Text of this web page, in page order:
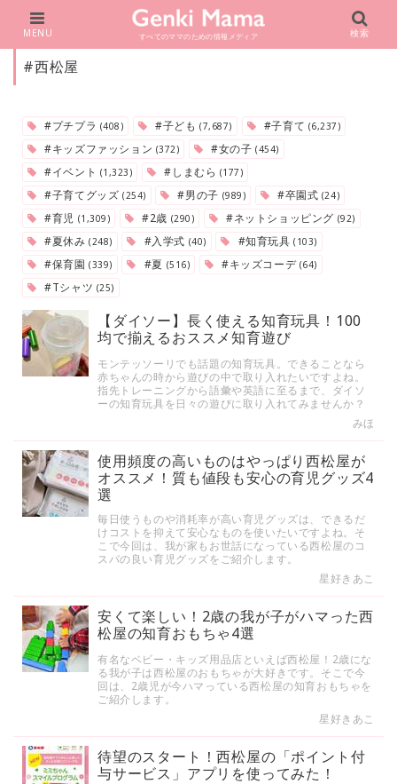
すべてのママのための情報メディア
MENU 検索
#西松屋
#プチプラ (408) #子ども(7,687) #子育て (6,237)
#キッズファッション (372) #女の子(454)
#イベント (1,323) #しまむら (177)
#子育てグッズ(254) #男の子 (989) #卒園式 (24)
#育児 (1,309) #2歳 (290) #ネットショッピング (92)
#夏休み(248) #入学式 (40) #知育玩具(103)
#保育園(339) #夏 (516) #キッズコーデ (64)
#Tシャツ (25)
【ダイソー】長く使える知育玩具！100
均で揃えるおススメ知育遊び
モンテッソーリでも話題の知育玩具。できることなら
赤ちゃんの時から遊びの中で取り入れたいですよね。
指先トレーニングから語彙や英語に至るまで、ダイソ
ーの知育玩具を日々の遊びに取り入れてみませんか？
みほ
使用頻度の高いものはやっぱり西松屋が
オススメ！質も値段も安心の育児グッズ4
選
毎日使うものや消耗率が高い育児グッズは、できるだ
けコストを抑えて安心なものを使いたいですよね。そ
こで今回は、我が家もお世話になっている西松屋のコ
スパの良い育児グッズをご紹介します。
星好きあこ
安くて楽しい！2歳の我が子がハマった西
松屋の知育おもちゃ4選
有名なベビー・キッズ用品店といえば西松屋！2歳にな
る我が子は西松屋のおもちゃが大好きです。そこで今
回は、2歳児が今ハマっている西松屋の知育おもちゃを
ご紹介します。
星好きあこ
待望のスタート！西松屋の「ポイント付
与サービス」アプリを使ってみた！